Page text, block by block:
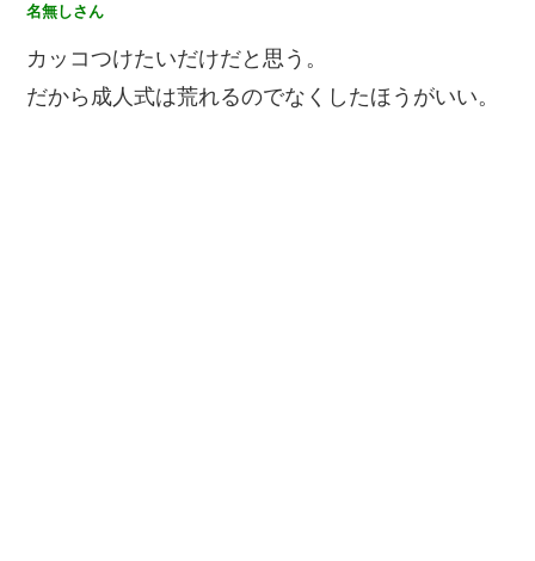
名無しさん
カッコつけたいだけだと思う。
だから成人式は荒れるのでなくしたほうがいい。